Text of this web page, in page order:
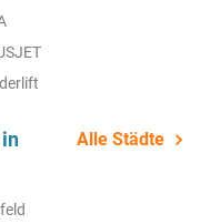
Alle Städte